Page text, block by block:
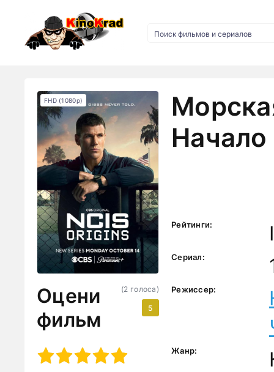
FHD (1080p)
Оцени
фильм
5
(2 голоса)
5
Рейтинги:
Сериал:
Режиссер:
Жанр: